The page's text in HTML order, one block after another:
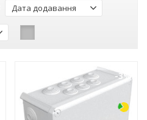
Дата додавання
-3%